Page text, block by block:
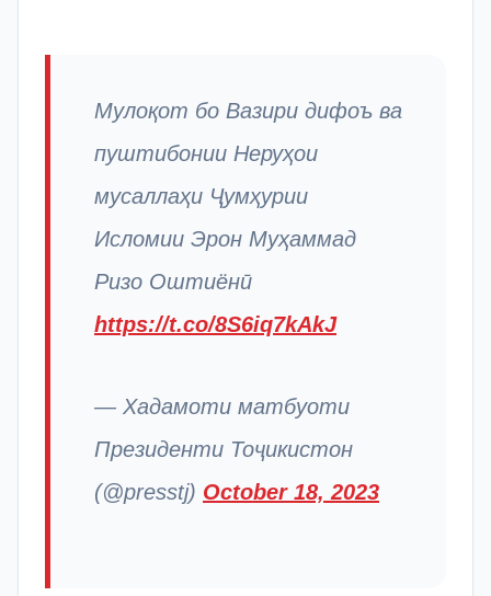
Мулоқот бо Вазири дифоъ ва
пуштибонии Неруҳои
мусаллаҳи Ҷумҳурии
Исломии Эрон Муҳаммад
Ризо Оштиёнӣ
https://t.co/8S6iq7kAkJ
— Хадамоти матбуоти
Президенти Тоҷикистон
(@presstj) October 18, 2023